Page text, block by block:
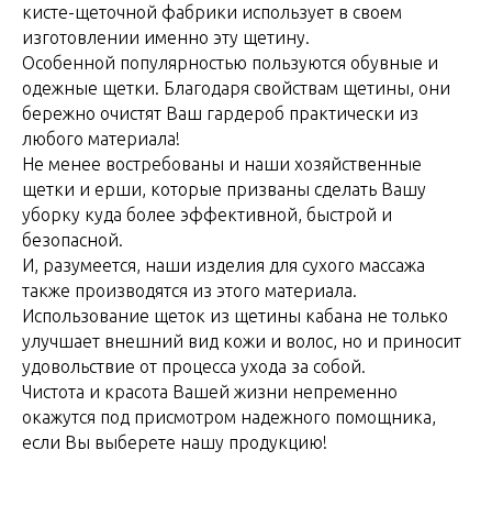
кисте-щеточной фабрики использует в своем
изготовлении именно эту щетину.
Особенной популярностью пользуются обувные и
одежные щетки. Благодаря свойствам щетины, они
бережно очистят Ваш гардероб практически из
любого материала!
Не менее востребованы и наши хозяйственные
щетки и ерши, которые призваны сделать Вашу
уборку куда более эффективной, быстрой и
безопасной.
И, разумеется, наши изделия для сухого массажа
также производятся из этого материала.
Использование щеток из щетины кабана не только
улучшает внешний вид кожи и волос, но и приносит
удовольствие от процесса ухода за собой.
Чистота и красота Вашей жизни непременно
окажутся под присмотром надежного помощника,
если Вы выберете нашу продукцию!